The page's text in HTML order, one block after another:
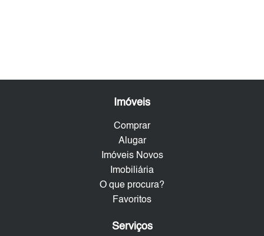
Imóveis
Comprar
Alugar
Imóveis Novos
Imobiliária
O que procura?
Favoritos
Serviços